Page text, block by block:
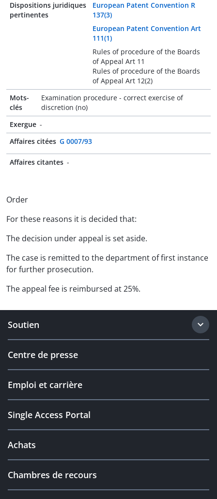
Dispositions juridiques
pertinentes
European Patent Convention R
137(3)
European Patent Convention Art
111(1)
Rules of procedure of the Boards
of Appeal Art 11
Rules of procedure of the Boards
of Appeal Art 12(2)
Mots-
clés
Examination procedure - correct exercise of
discretion (no)
Exergue -
Affaires citées G 0007/93
Affaires citantes -
Order
For these reasons it is decided that:
The decision under appeal is set aside.
The case is remitted to the department of first instance
for further prosecution.
The appeal fee is reimbursed at 25%.
Soutien
Centre de presse
Emploi et carrière
Single Access Portal
Achats
Chambres de recours